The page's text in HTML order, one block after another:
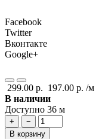
Facebook
Twitter
Вконтакте
Google+
299.00 р. 197.00 р. /м
В наличии
Доступно 36 м
+
−
В корзину